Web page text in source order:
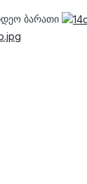
ბარათი